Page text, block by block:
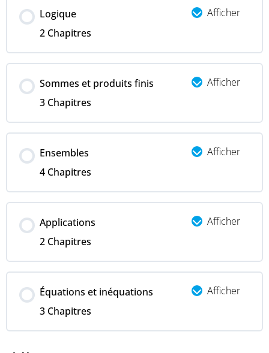
Logique
2 Chapitres
Afficher
Sommes et produits finis
3 Chapitres
Afficher
Ensembles
4 Chapitres
Afficher
Applications
2 Chapitres
Afficher
Équations et inéquations
3 Chapitres
Afficher